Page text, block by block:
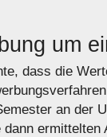
um
dass die
an der
dann